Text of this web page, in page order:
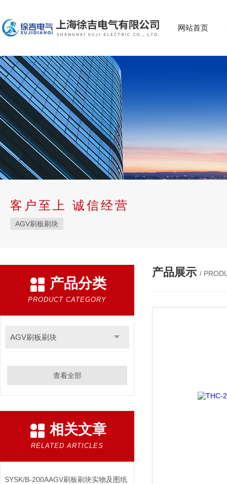
网站首页
客户至上 诚信经营
AGV刷板刷块
产品分类
PRODUCT CATEGORY
AGV刷板刷块
查看全部
相关文章
RELATED ARTICLES
SYSK/B-200AAGV刷板刷块实物及图纸
产品展示 /